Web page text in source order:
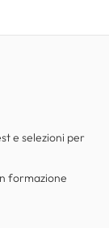
e selezioni per
formazione